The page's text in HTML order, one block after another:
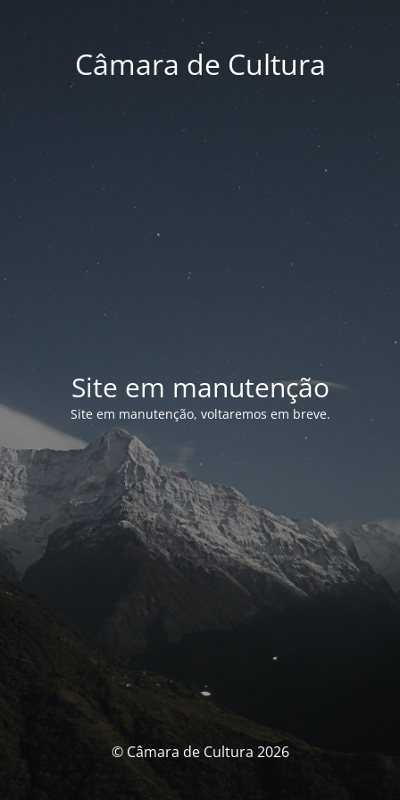
Câmara de Cultura
Site em manutenção
Site em manutenção, voltaremos em breve.
© Câmara de Cultura 2026